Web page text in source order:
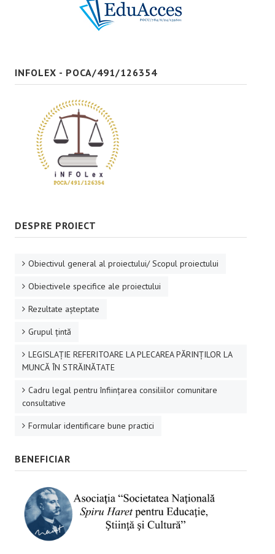
INFOLEX - POCA/491/126354
DESPRE PROIECT
Obiectivul general al proiectului/ Scopul proiectului
Obiectivele specifice ale proiectului
Rezultate aşteptate
Grupul ţintă
LEGISLAȚIE REFERITOARE LA PLECAREA PĂRINȚILOR LA
MUNCĂ ÎN STRĂINĂTATE
Cadru legal pentru înființarea consiliilor comunitare
consultative
Formular identificare bune practici
BENEFICIAR